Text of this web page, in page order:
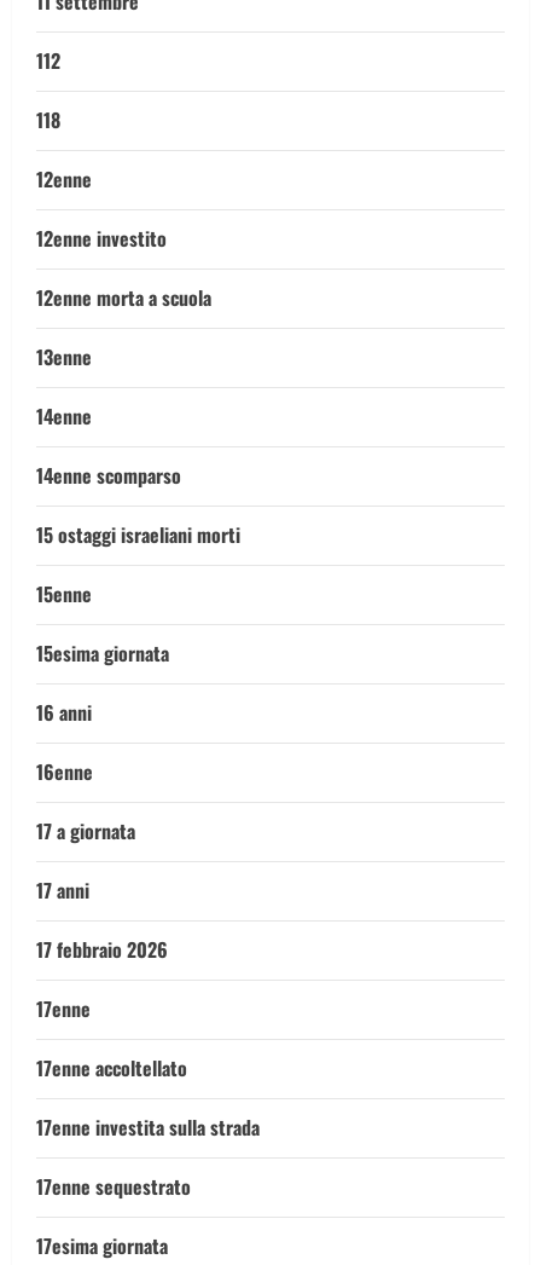
112
118
12enne
12enne investito
12enne morta a scuola
13enne
14enne
14enne scomparso
15 ostaggi israeliani morti
15enne
15esima giornata
16 anni
16enne
17 a giornata
17 anni
17 febbraio 2026
17enne
17enne accoltellato
17enne investita sulla strada
17enne sequestrato
17esima giornata